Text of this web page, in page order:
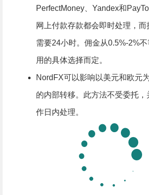
PerfectMoney、Yandex和
网上付款存款都会即时处理，而
需要24小时。佣金从0.5%-2%
用的具体选择而定。
NordFX可以影响以美元和欧元
的内部转移。此方法不受委托，
作日内处理。